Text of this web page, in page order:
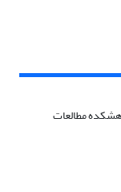
مطالعات